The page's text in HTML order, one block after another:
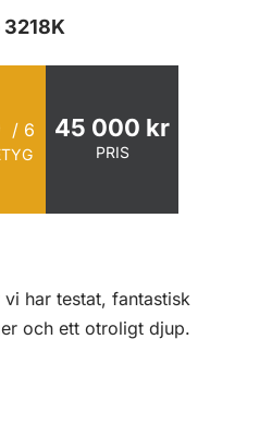
/ 6 45 000 kr
PRIS
har testat, fantastisk
och ett otroligt djup.